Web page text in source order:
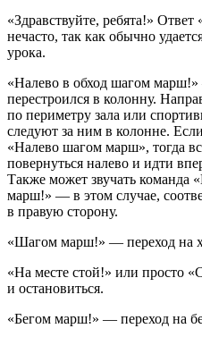
«Здравствуйте, ребята!» Ответ
нечасто, так как обычно
урока.
«Налево в обход шагом марш!»
перестроился в колонну.
по периметру зала или
следуют за ним в колонне.
«Налево шагом марш», тогда
повернуться налево и идти
Также может звучать команда
марш!» — в этом случае,
в правую сторону.
«Шагом марш!» — переход на
«На месте стой!» или просто
и остановиться.
«Бегом марш!» — переход на